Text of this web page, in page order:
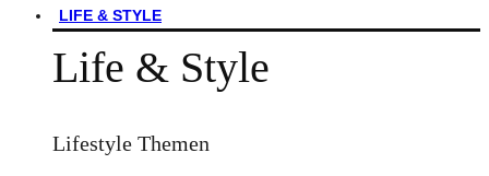
LIFE & STYLE
Life & Style
Lifestyle Themen